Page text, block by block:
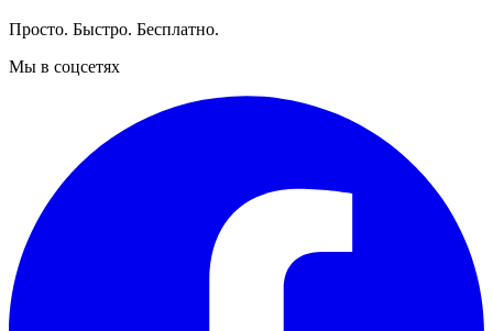
Просто. Быстро. Бесплатно.
Мы в соцсетях